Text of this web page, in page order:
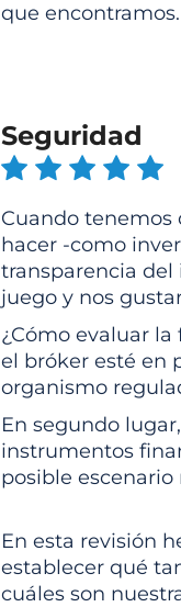
que encontramos.
Seguridad
Cuando tenemos
hacer -como
transparencia del
juego y nos
¿Cómo evaluar
el bróker esté en
organismo
En segundo
instrumentos
posible
En esta revisión
establecer qué
cuáles son